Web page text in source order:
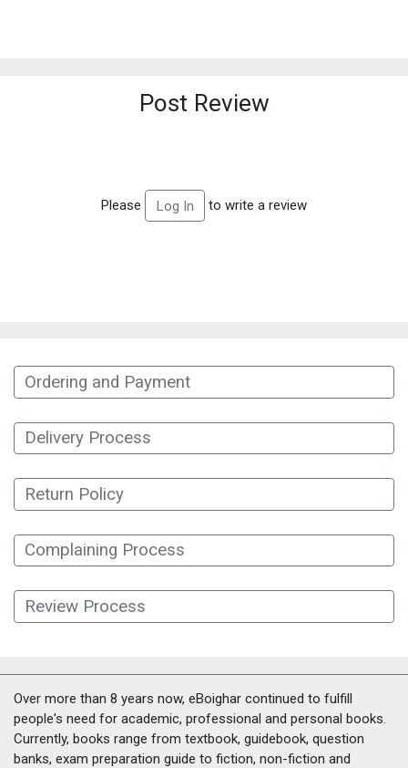
Post Review
Please Log In to write a review
Ordering and Payment
Delivery Process
Return Policy
Complaining Process
Review Process
Over more than 8 years now, eBoighar continued to fulfill
people's need for academic, professional and personal books.
Currently, books range from textbook, guidebook, question
banks, exam preparation guide to fiction, non-fiction and